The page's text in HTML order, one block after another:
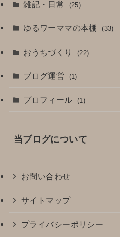
雑記・日常 (25)
ゆるワーママの本棚 (33)
おうちづくり (22)
ブログ運営 (1)
プロフィール (1)
当ブログについて
お問い合わせ
サイトマップ
プライバシーポリシー